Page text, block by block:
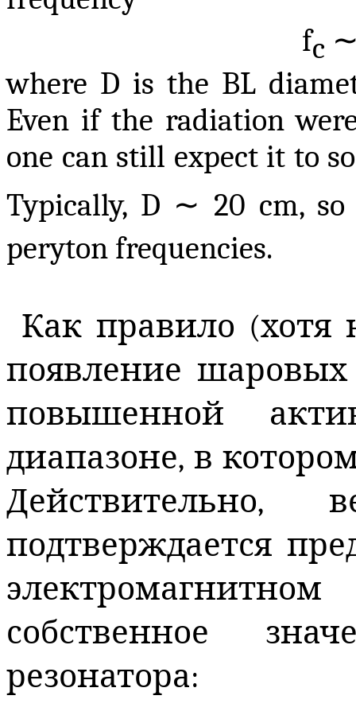
fc
where D is the BL
Even if the radiation
one can still expect it to
Typically, D ∼ 20 cm,
peryton frequencies.
Как правило (хотя
появление
повышенной
диапазоне, в
Действительно,
подтверждается
собственное
резонатора: